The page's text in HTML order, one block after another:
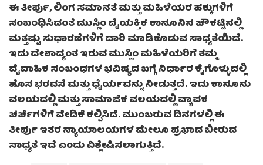
ಈ ತೀರ್ಪು, ಲಿಂಗ ಸಮಾನತೆ ಮತ್ತು ಮಹಿಳೆಯರ ಹಕ್ಕುಗಳಿಗೆ
ಸಂಬಂಧಿಸಿದಂತೆ ಮುಸ್ಲಿಂ ವೈಯಕ್ತಿಕ ಕಾನೂನಿನ ಚೌಕಟ್ಟಿನಲ್ಲಿ
ಮತ್ತಷ್ಟು ಸುಧಾರಣೆಗಳಿಗೆ ದಾರಿ ಮಾಡಿಕೊಡುವ ಸಾಧ್ಯತೆಯಿದೆ.
ಇದು ದೇಶಾದ್ಯಂತ ಇರುವ ಮುಸ್ಲಿಂ ಮಹಿಳೆಯರಿಗೆ ತಮ್ಮ
ವೈವಾಹಿಕ ಸಂಬಂಧಗಳ ಭವಿಷ್ಯದ ಬಗ್ಗೆ ನಿರ್ಧಾರ ಕೈಗೊಳ್ಳುವಲ್ಲಿ
ಹೊಸ ಭರವಸೆ ಮತ್ತು ಧೈರ್ಯವನ್ನು ನೀಡುತ್ತದೆ. ಇದು ಕಾನೂನು
ವಲಯದಲ್ಲಿ ಮತ್ತು ಸಾಮಾಜಿಕ ವಲಯದಲ್ಲಿ ವ್ಯಾಪಕ
ಚರ್ಚೆಗಳಿಗೆ ವೇದಿಕೆ ಕಲ್ಪಿಸಿದೆ. ಮುಂಬರುವ ದಿನಗಳಲ್ಲಿ ಈ
ತೀರ್ಪು ಇತರ ನ್ಯಾಯಾಲಯಗಳ ಮೇಲೂ ಪ್ರಭಾವ ಬೀರುವ
ಸಾಧ್ಯತೆ ಇದೆ ಎಂದು ವಿಶ್ಲೇಷಿಸಲಾಗುತ್ತಿದೆ.